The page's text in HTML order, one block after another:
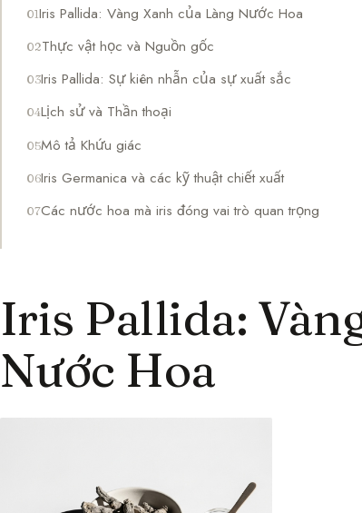
Iris Pallida: Vàng Xanh của Làng Nước Hoa
Thực vật học và Nguồn gốc
Iris Pallida: Sự kiên nhẫn của sự xuất sắc
Lịch sử và Thần thoại
Mô tả Khứu giác
Iris Germanica và các kỹ thuật chiết xuất
Các nước hoa mà iris đóng vai trò quan trọng
Iris Pallida:
Nước Hoa